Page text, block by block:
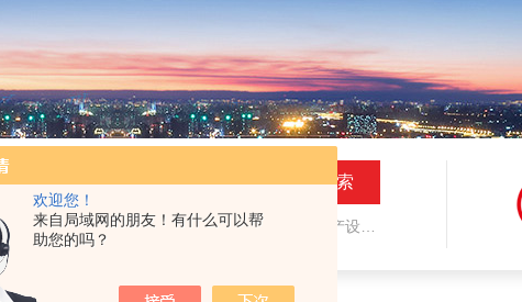
欢迎您！
来自局域网的朋友！有什么可以帮
助您的吗？
门关键词：隐形眼镜（接触镜）用检测仪器和生产设备，人工晶状体（IOL/ICL）用检测仪器和生产设备，眼镜产品检测仪器，水气处理环保设备